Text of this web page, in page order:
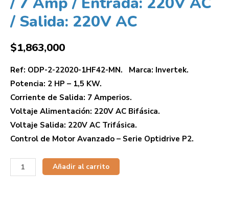
/ Salida: 220V AC
$1,863,000
Ref: ODP-2-22020-1HF42-MN. Marca: Invertek.
Potencia: 2 HP – 1,5 KW.
Corriente de Salida: 7 Amperios.
Voltaje Alimentación: 220V AC Bifásica.
Voltaje Salida: 220V AC Trifásica.
Control de Motor Avanzado – Serie Optidrive P2.
Añadir al carrito